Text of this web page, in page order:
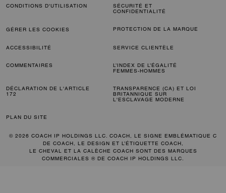
CONDITIONS D'UTILISATION
SÉCURITÉ ET
CONFIDENTIALITÉ
GÉRER LES COOKIES PROTECTION DE LA MARQUE
ACCESSIBILITÉ SERVICE CLIENTÈLE
COMMENTAIRES
L’INDEX DE L’ÉGALITÉ
FEMMES-HOMMES
DÉCLARATION DE L'ARTICLE
172
TRANSPARENCE (CA) ET LOI
BRITANNIQUE SUR
L'ESCLAVAGE MODERNE
PLAN DU SITE
© 2026 COACH IP HOLDINGS LLC. COACH, LE SIGNE EMBLÉMATIQUE C
DE COACH, LE DESIGN ET L’ÉTIQUETTE COACH,
LE CHEVAL ET LA CALÈCHE COACH SONT DES MARQUES
COMMERCIALES ® DE COACH IP HOLDINGS LLC.